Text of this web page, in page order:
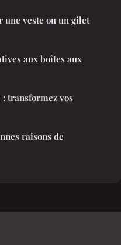
une veste ou un gilet
aux boîtes aux
: transformez vos
raisons de